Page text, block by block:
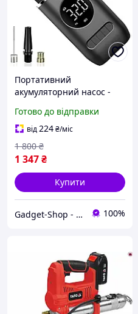
Портативний
акумуляторний насос -
для авто, мотоцикла,
велосипеда та
спортивного обладнання,
чорний
Готово до відправки
від224₴/міс
1 347₴
1 800 ₴
Купити
Gadget-Shop - інтернет магазин гаджетів та аксесуарів 100%